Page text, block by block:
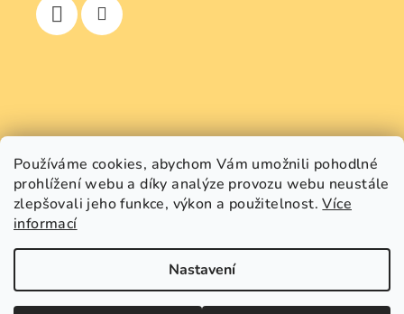
Používáme cookies, abychom Vám umožnili pohodlné
prohlížení webu a díky analýze provozu webu neustále
zlepšovali jeho funkce, výkon a použitelnost.Více
informací
Nastavení